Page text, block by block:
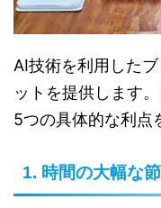
AI技術を利用した
ットを提供します
5つの具体的な利点
1. 時間の大幅な